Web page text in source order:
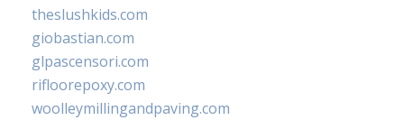
theslushkids.com
giobastian.com
glpascensori.com
rifloorepoxy.com
woolleymillingandpaving.com